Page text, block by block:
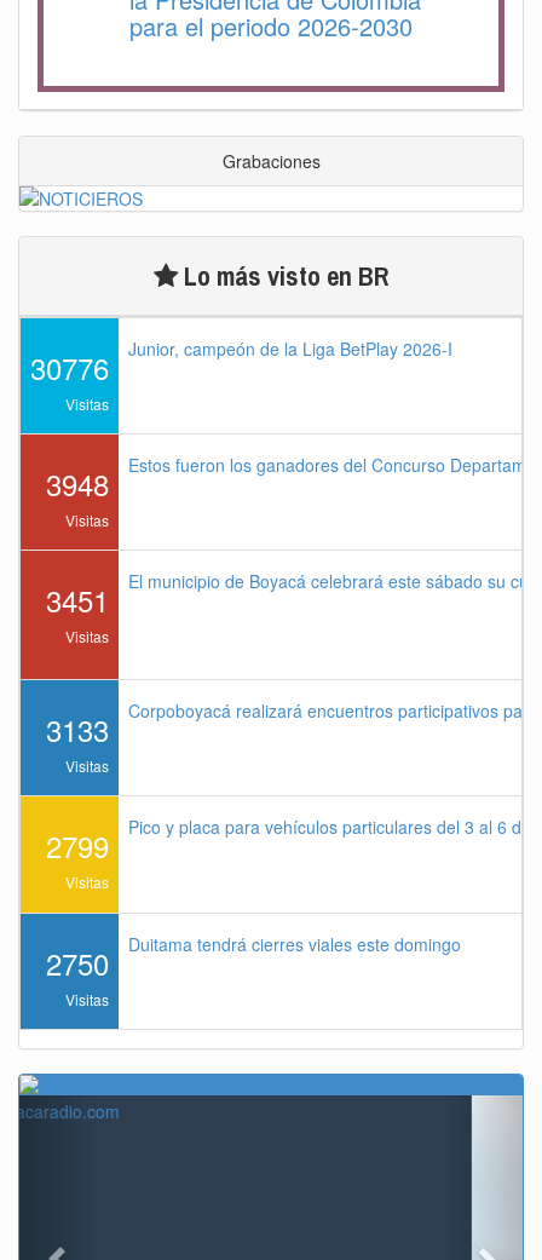
para el periodo 2026-2030
Grabaciones
Lo más visto en BR
30776
Visitas
Junior, campeón de la Liga BetPlay 2026-I
3948
Visitas
Estos fueron los ganadores del Concurso
3451
Visitas
El municipio de Boyacá celebrará este sábado su
3133
Visitas
Corpoboyacá realizará encuentros participativos
2799
Visitas
Pico y placa para vehículos particulares del 3 al 6 de
2750
Visitas
Duitama tendrá cierres viales este domingo
Previous